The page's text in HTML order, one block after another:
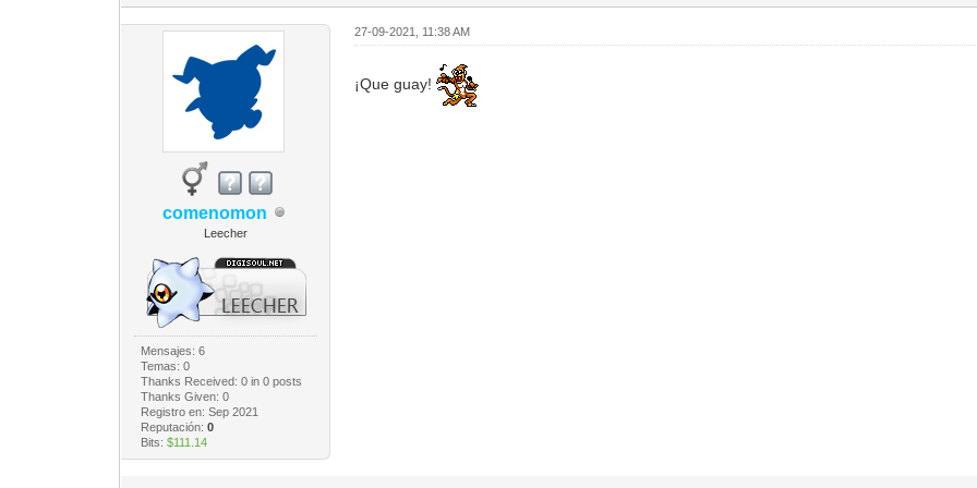
comenomon
Leecher
Mensajes: 6
Temas: 0
Thanks Received: 0in 0 posts
Thanks Given: 0
Registro en: Sep 2021
Reputación: 0
Bits: $111.14
27-09-2021, 11:38 AM
¡Que guay!